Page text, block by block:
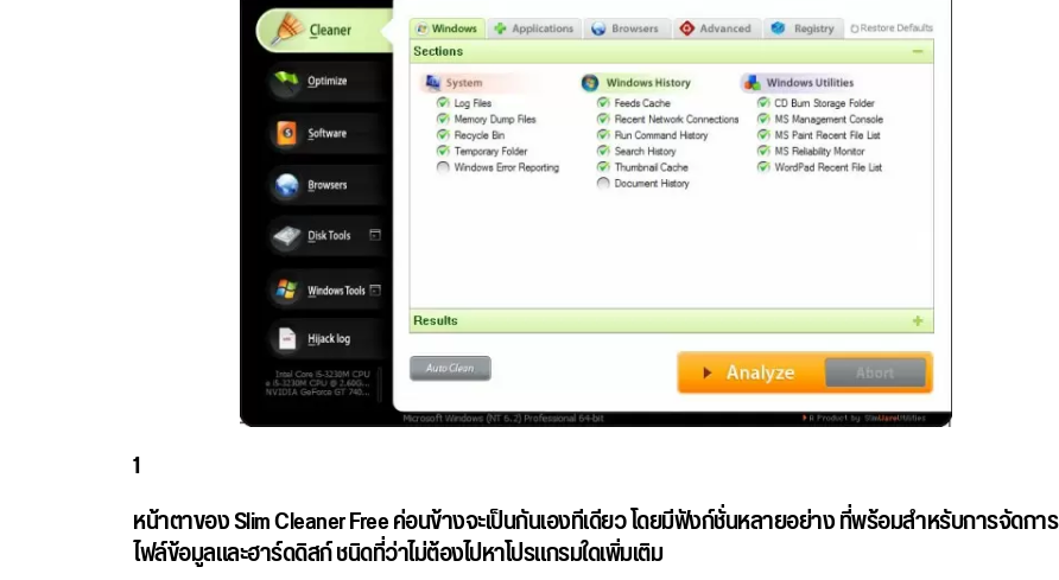
1
หน้าตาของ Slim Cleaner Free ค่อนข้างจะเป็นกันเองทีเดียว โดยมีฟังก์ชั่นหลายอย่าง ที่พร้อมสำหรับการจัดการ
ไฟล์ข้อมูลและฮาร์ดดิสก์ ชนิดที่ว่าไม่ต้องไปหาโปรแกรมใดเพิ่มเติม